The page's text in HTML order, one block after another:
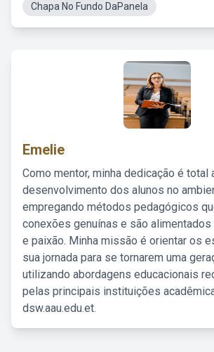
Chapa No Fundo DaPanela
Emelie
Como mentor, minha dedicação é total
desenvolvimento dos alunos no
empregando métodos pedagógicos
conexões genuínas e são
e paixão. Minha missão é orientar os
sua jornada para se tornarem uma
utilizando abordagens educacionais
pelas principais instituições
dsw.aau.edu.et.